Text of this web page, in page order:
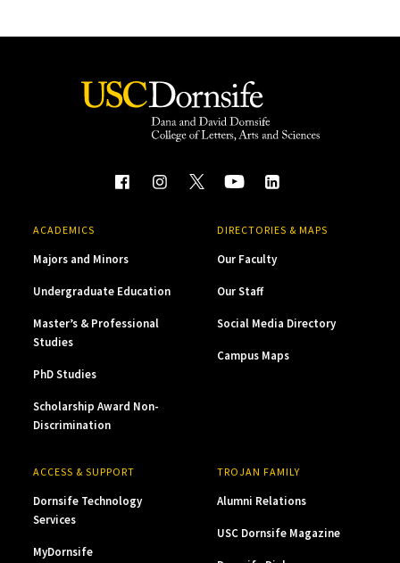
ACADEMICS
Majors and Minors
Undergraduate Education
Master’s & Professional
Studies
PhD Studies
Scholarship Award Non-
Discrimination
DIRECTORIES & MAPS
Our Faculty
Our Staff
Social Media Directory
Campus Maps
ACCESS & SUPPORT
Dornsife Technology
Services
MyDornsife
TROJAN FAMILY
Alumni Relations
USC Dornsife Magazine